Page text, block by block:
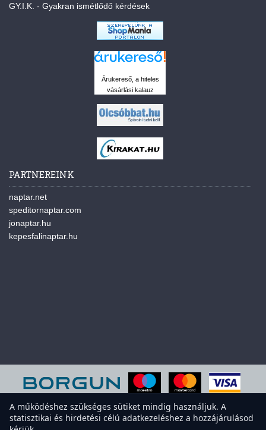
GY.I.K. - Gyakran ismétlődő kérdések
Árukereső, a hiteles
vásárlási kalauz
PARTNEREINK
naptar.net
speditornaptar.com
jonaptar.hu
kepesfalinaptar.hu
A működéshez szükséges sütiket mindig használjuk. A
statisztikai és hirdetési célú adatkezeléshez a hozzájárulásod
A weboldal sütiket használ a felhasználói élmény javítása érdekében.